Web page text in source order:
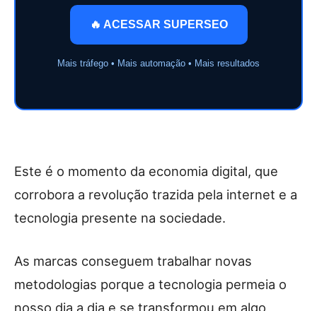
🔥 ACESSAR SUPERSEO
Mais tráfego • Mais automação • Mais resultados
Este é o momento da economia digital, que
corrobora a revolução trazida pela internet e a
tecnologia presente na sociedade.
As marcas conseguem trabalhar novas
metodologias porque a tecnologia permeia o
nosso dia a dia e se transformou em algo